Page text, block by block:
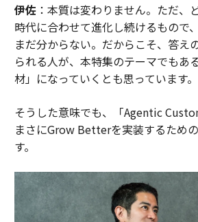
伊佐：本質は変わりません。ただ、
時代に合わせて進化し続けるもので
まだ分からない。だからこそ、答え
られる人が、本特集のテーマでもあ
材」になっていくとも思っています。
そうした意味でも、「Agentic
まさにGrow Betterを実装するため
す。